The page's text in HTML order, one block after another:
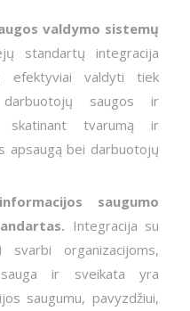
valdymo sistemų
standartų integracija
efektyviai valdyti tiek
darbuotojų saugos ir
skatinant tvarumą ir
apsaugą bei darbuotojų
saugumo
Integracija su
organizacijoms,
ir sveikata yra
saugumu, pavyzdžiui,